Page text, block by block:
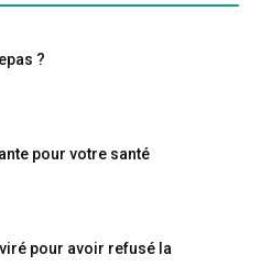
?
pour votre santé
pour avoir refusé la